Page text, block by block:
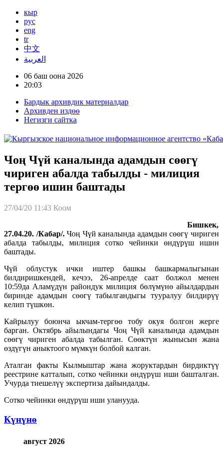
кыр
рус
eng
tr
中文
العربية
06 баш оона 2026
20:03
Бардык архивдик материалдар
Архивден издөө
Негизги сайтка
Чоң Чүй каналында адамдын сөөгү
чириген абалда табылды - милиция
тергөө ишин баштады
27/04/20 11:43 Коом
Бишкек,
27.04.20. /Кабар/.Чоң Чүй каналында адамдын сөөгү чириген
абалда табылды, милиция сотко чейинки өндүрүш ишин
баштады.
Чүй облустук ички иштер башкы башкармалыгынан
билдиришкендей, кечээ, 26-апрелде саат болжол менен
10:59да Аламүдүн райондук милиция бөлүмүнө айылдардын
биринде адамдын сөөгү табылгандыгы тууралуу билдирүү
келип түшкөн.
Кайрылуу боюнча ыкчам-тергөө тобу окуя болгон жерге
барган. Октябрь айылындагы Чоң Чүй каналында адамдын
сөөгү чириген абалда табылган. Сөөктүн жынысын жана
өздүгүн аныктоого мүмкүн болбой калган.
Аталган факты Кылмыштар жана жоруктардын бирдиктүү
реестрине катталып, сотко чейинки өндүрүш иши башталган.
Учурда тиешелүү экспертиза дайындалды.
Сотко чейинки өндүрүш иши уланууда.
Күнүнө
август 2026